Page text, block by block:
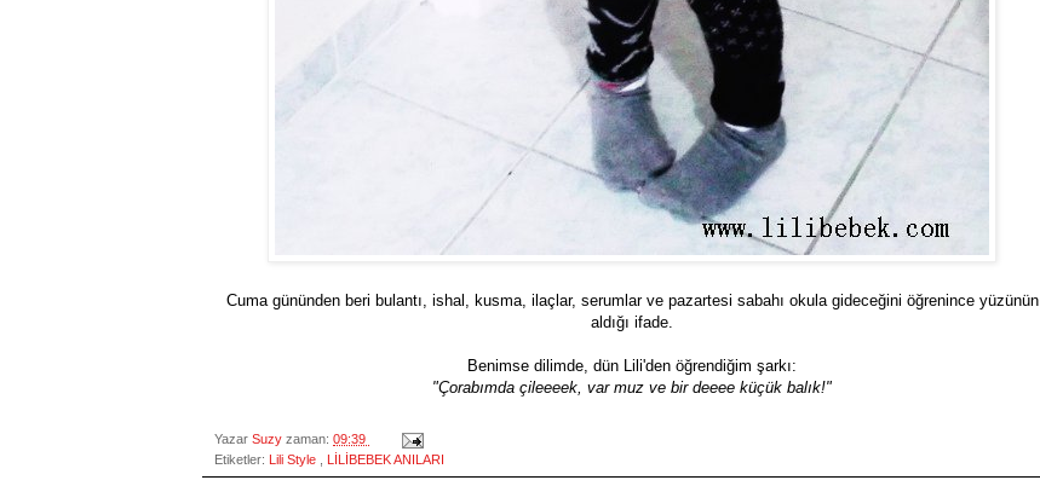
Cuma gününden beri bulantı, ishal, kusma, ilaçlar, serumlar ve pazartesi sabahı okula gideceğini öğrenince yüzünün
aldığı ifade.
Benimse dilimde, dün Lili'den öğrendiğim şarkı:
"Çorabımda çileeeek, var muz ve bir deeee küçük balık!"
Yazar Suzy zaman: 09:39
Etiketler: Lili Style LİLİBEBEK ANILARI